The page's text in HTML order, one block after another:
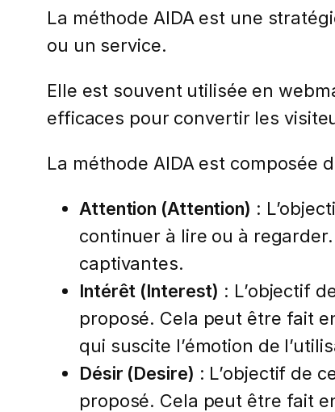
La méthode AIDA est une
ou un service.
Elle est souvent utilisée en
efficaces pour convertir les
La méthode AIDA est composée
Attention (Attention) :
continuer à lire ou à
captivantes.
Intérêt (Interest) : L’objectif
proposé. Cela peut être fait
qui suscite l’émotion de
Désir (Desire) : L’objectif de
proposé. Cela peut être fait